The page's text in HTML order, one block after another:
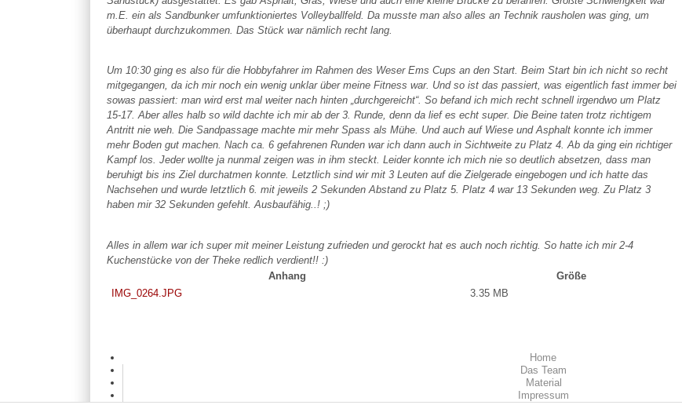
m.E. ein als Sandbunker umfunktioniertes Volleyballfeld. Da musste man also alles an Technik rausholen was ging, um
überhaupt durchzukommen. Das Stück war nämlich recht lang.
Um 10:30 ging es also für die Hobbyfahrer im Rahmen des Weser Ems Cups an den Start. Beim Start bin ich nicht so recht
mitgegangen, da ich mir noch ein wenig unklar über meine Fitness war. Und so ist das passiert, was eigentlich fast immer bei
sowas passiert: man wird erst mal weiter nach hinten „durchgereicht“. So befand ich mich recht schnell irgendwo um Platz
15-17. Aber alles halb so wild dachte ich mir ab der 3. Runde, denn da lief es echt super. Die Beine taten trotz richtigem
Antritt nie weh. Die Sandpassage machte mir mehr Spass als Mühe. Und auch auf Wiese und Asphalt konnte ich immer
mehr Boden gut machen. Nach ca. 6 gefahrenen Runden war ich dann auch in Sichtweite zu Platz 4. Ab da ging ein richtiger
Kampf los. Jeder wollte ja nunmal zeigen was in ihm steckt. Leider konnte ich mich nie so deutlich absetzen, dass man
beruhigt bis ins Ziel durchatmen konnte. Letztlich sind wir mit 3 Leuten auf die Zielgerade eingebogen und ich hatte das
Nachsehen und wurde letztlich 6. mit jeweils 2 Sekunden Abstand zu Platz 5. Platz 4 war 13 Sekunden weg. Zu Platz 3
haben mir 32 Sekunden gefehlt. Ausbaufähig..! ;)
Alles in allem war ich super mit meiner Leistung zufrieden und gerockt hat es auch noch richtig. So hatte ich mir 2-4
Kuchenstücke von der Theke redlich verdient!! :)
Anhang
Größe
IMG_0264.JPG
3.35 MB
Home
Das Team
Material
Impressum